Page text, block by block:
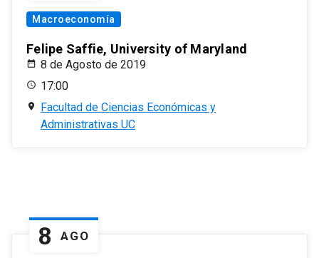
Macroeconomía
Felipe Saffie, University of Maryland
8 de Agosto de 2019
17:00
Facultad de Ciencias Económicas y
Administrativas UC
8 AGO